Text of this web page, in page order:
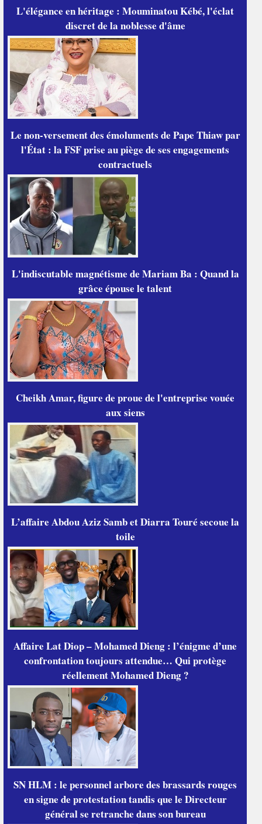
L'élégance en héritage : Mouminatou Kébé, l'éclat
discret de la noblesse d'âme
Le non-versement des émoluments de Pape Thiaw par
l'État : la FSF prise au piège de ses engagements
contractuels
L'indiscutable magnétisme de Mariam Ba : Quand la
grâce épouse le talent
Cheikh Amar, figure de proue de l'entreprise vouée
aux siens
L’affaire Abdou Aziz Samb et Diarra Touré secoue la
toile
Affaire Lat Diop – Mohamed Dieng : l’énigme d’une
confrontation toujours attendue… Qui protège
réellement Mohamed Dieng ?
SN HLM : le personnel arbore des brassards rouges
en signe de protestation tandis que le Directeur
général se retranche dans son bureau